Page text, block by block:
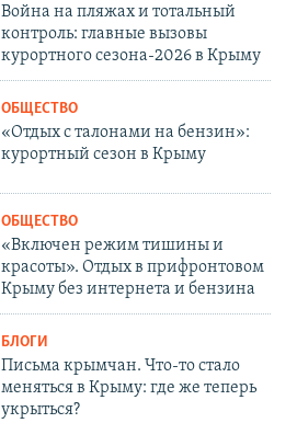
Война на пляжах и тотальный
контроль: главные вызовы
курортного сезона-2026 в Крыму
ОБЩЕСТВО
«Отдых с талонами на бензин»:
курортный сезон в Крыму
ОБЩЕСТВО
«Включен режим тишины и
красоты». Отдых в прифронтовом
Крыму без интернета и бензина
БЛОГИ
Письма крымчан. Что-то стало
меняться в Крыму: где же теперь
укрыться?